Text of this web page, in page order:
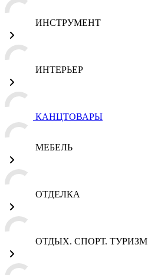
ИНСТРУМЕНТ
ИНТЕРЬЕР
КАНЦТОВАРЫ
МЕБЕЛЬ
ОТДЕЛКА
ОТДЫХ. СПОРТ. ТУРИЗМ